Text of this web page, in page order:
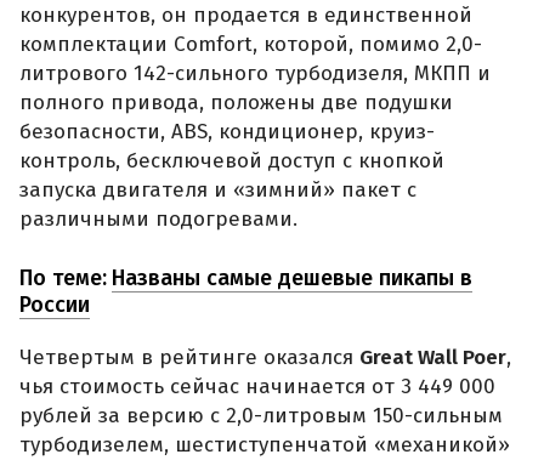
конкурентов, он продается в единственной
комплектации Comfort, которой, помимо 2,0-
литрового 142-сильного турбодизеля, МКПП и
полного привода, положены две подушки
безопасности, ABS, кондиционер, круиз-
контроль, бесключевой доступ с кнопкой
запуска двигателя и «зимний» пакет с
различными подогревами.
По теме: Названы самые дешевые пикапы в
России
Четвертым в рейтинге оказался Great Wall Poer,
чья стоимость сейчас начинается от 3 449 000
рублей за версию с 2,0-литровым 150-сильным
турбодизелем, шестиступенчатой «механикой»